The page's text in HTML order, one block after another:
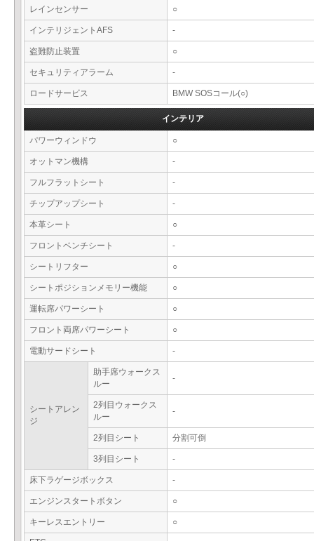
レインセンサー ○
インテリジェントAFS -
盗難防止装置 ○
セキュリティアラーム -
ロードサービス BMW SOSコール(○)
インテリア
パワーウィンドウ ○
オットマン機構 -
フルフラットシート -
チップアップシート -
本革シート ○
フロントベンチシート -
シートリフター ○
シートポジションメモリー機能 ○
運転席パワーシート ○
フロント両席パワーシート ○
電動サードシート -
シートアレン
ジ
助手席ウォークス
ルー
-
2列目ウォークス
ルー
-
2列目シート 分割可倒
3列目シート -
床下ラゲージボックス -
エンジンスタートボタン ○
キーレスエントリー ○